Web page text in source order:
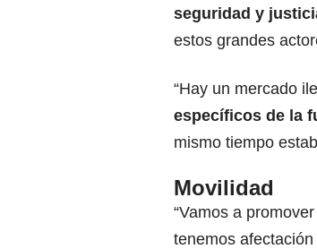
seguridad y
estos grandes
“Hay un mercado
específicos de la
mismo tiempo
Movilidad
“Vamos a
tenemos